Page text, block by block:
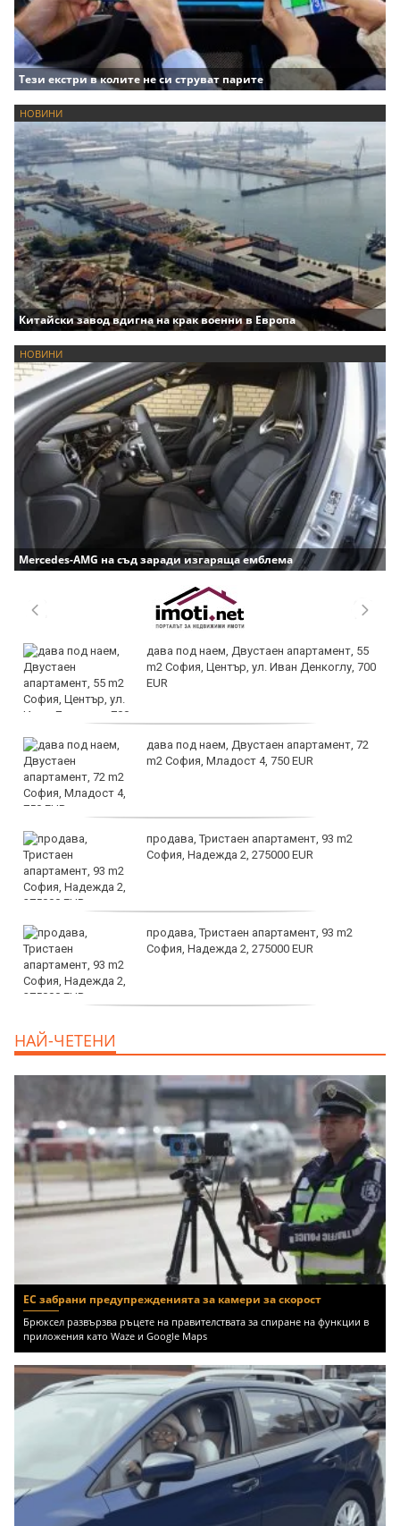
Тези екстри в колите не си струват парите
НОВИНИ
Китайски завод вдигна на крак военни в Европа
НОВИНИ
Mercedes-AMG на съд заради изгаряща емблема
дава под наем, Двустаен апартамент, 55
m2 София, Център, ул. Иван Денкоглу, 700
EUR
дава под наем, Двустаен апартамент, 72
m2 София, Младост 4, 750 EUR
продава, Тристаен апартамент, 93 m2
София, Надежда 2, 275000 EUR
продава, Тристаен апартамент, 93 m2
София, Надежда 2, 275000 EUR
НАЙ-ЧЕТЕНИ
ЕС забрани предупрежденията за камери за скорост
Брюксел развързва ръцете на правителствата за спиране на функции в
приложения като Waze и Google Maps